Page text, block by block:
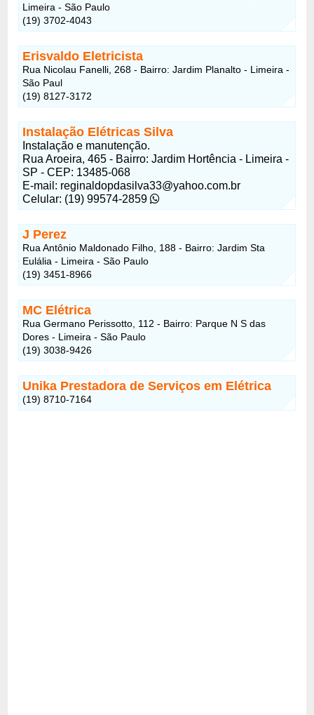
Limeira - São Paulo
(19) 3702-4043
Erisvaldo Eletricista
Rua Nicolau Fanelli, 268 - Bairro: Jardim Planalto - Limeira -
São Paul
(19) 8127-3172
Instalação Elétricas Silva
Instalação e manutenção.
Rua Aroeira, 465 - Bairro: Jardim Hortência - Limeira -
SP - CEP: 13485-068
E-mail: reginaldopdasilva33@yahoo.com.br
Celular: (19) 99574-2859
J Perez
Rua Antônio Maldonado Filho, 188 - Bairro: Jardim Sta
Eulália - Limeira - São Paulo
(19) 3451-8966
MC Elétrica
Rua Germano Perissotto, 112 - Bairro: Parque N S das
Dores - Limeira - São Paulo
(19) 3038-9426
Unika Prestadora de Serviços em Elétrica
(19) 8710-7164